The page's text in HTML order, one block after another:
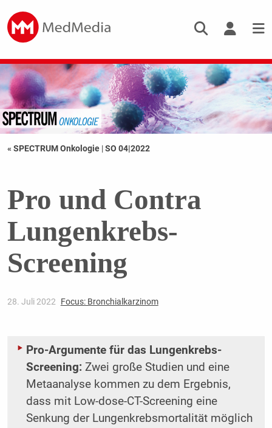
« SPECTRUM Onkologie |SO 04|2022
Pro und Contra
Lungenkrebs-
Screening
28. Juli 2022 Focus: Bronchialkarzinom
Pro-Argumente für das Lungenkrebs-
Screening: Zwei große Studien und eine
Metaanalyse kommen zu dem Ergebnis,
dass mit Low-dose-CT-Screening eine
Senkung der Lungenkrebsmortalität möglich